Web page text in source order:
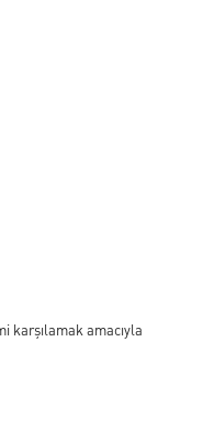
karşılamak amacıyla